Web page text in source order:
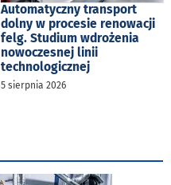
Automatyczny transport
dolny w procesie renowacji
felg. Studium wdrożenia
nowoczesnej linii
technologicznej
5 sierpnia 2026